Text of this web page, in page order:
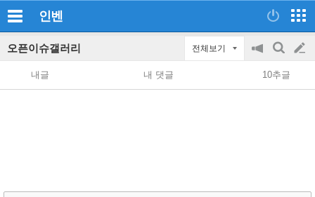
인벤
오픈이슈갤러리 전체보기
공
지
on/off
검
색
글
쓰
내글 내 댓글 10추글